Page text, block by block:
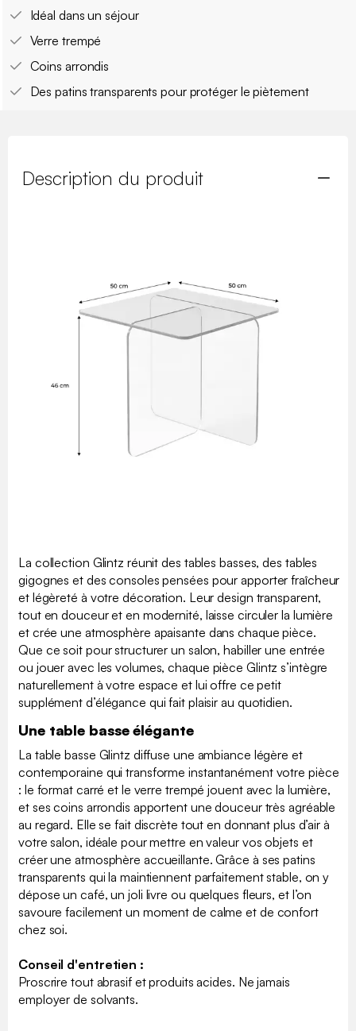
Idéal dans un séjour
Verre trempé
Coins arrondis
Des patins transparents pour protéger le piètement
Description du produit
La collection Glintz réunit des tables basses, des tables
gigognes et des consoles pensées pour apporter fraîcheur
et légèreté à votre décoration. Leur design transparent,
tout en douceur et en modernité, laisse circuler la lumière
et crée une atmosphère apaisante dans chaque pièce.
Que ce soit pour structurer un salon, habiller une entrée
ou jouer avec les volumes, chaque pièce Glintz s’intègre
naturellement à votre espace et lui offre ce petit
supplément d’élégance qui fait plaisir au quotidien.
Une table basse élégante
La table basse Glintz diffuse une ambiance légère et
contemporaine qui transforme instantanément votre pièce
: le format carré et le verre trempé jouent avec la lumière,
et ses coins arrondis apportent une douceur très agréable
au regard. Elle se fait discrète tout en donnant plus d’air à
votre salon, idéale pour mettre en valeur vos objets et
créer une atmosphère accueillante. Grâce à ses patins
transparents qui la maintiennent parfaitement stable, on y
dépose un café, un joli livre ou quelques fleurs, et l’on
savoure facilement un moment de calme et de confort
chez soi.
Conseil d'entretien :
Proscrire tout abrasif et produits acides. Ne jamais
employer de solvants.